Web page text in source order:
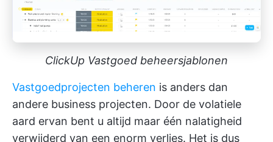
ClickUp Vastgoed beheersjablonen
Vastgoedprojecten beheren is anders dan
andere business projecten. Door de volatiele
aard ervan bent u altijd maar één nalatigheid
verwijderd van een enorm verlies. Het is dus